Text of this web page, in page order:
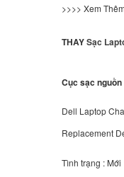
>>>> Xem
THAYSạc
Cục sạc
Dell Laptop
Replacement
Tình trạng :